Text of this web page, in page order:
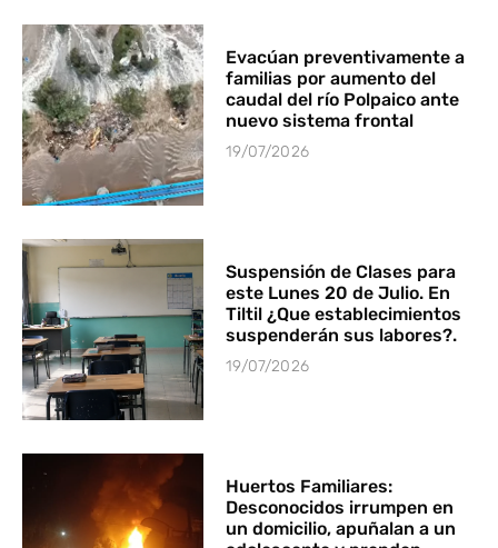
Evacúan preventivamente a
familias por aumento del
caudal del río Polpaico ante
nuevo sistema frontal
19/07/2026
Suspensión de Clases para
este Lunes 20 de Julio. En
Tiltil ¿Que establecimientos
suspenderán sus labores?.
19/07/2026
Huertos Familiares:
Desconocidos irrumpen en
un domicilio, apuñalan a un